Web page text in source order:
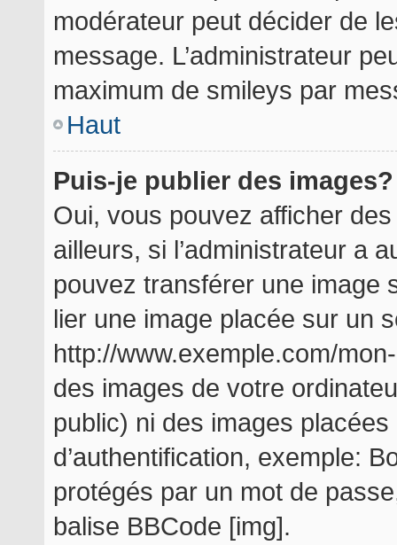
modérateur peut décider de
message. L’administrateur
maximum de smileys par
Haut
Puis-je publier des images?
Oui, vous pouvez afficher
ailleurs, si l’administrateur a
pouvez transférer une image
lier une image placée sur un
http://www.exemple.com/
des images de votre
public) ni des images
d’authentification, exemple:
protégés par un mot de
balise BBCode [img].